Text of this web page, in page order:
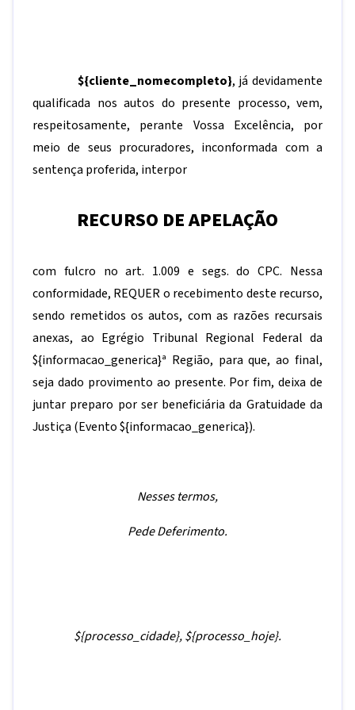
${cliente_nomecompleto}, já devidamente
qualificada nos autos do presente processo, vem,
respeitosamente, perante Vossa Excelência, por
meio de seus procuradores, inconformada com a
sentença proferida, interpor
RECURSO DE APELAÇÃO
com fulcro no art. 1.009 e segs. do CPC. Nessa
conformidade, REQUER o recebimento deste recurso,
sendo remetidos os autos, com as razões recursais
anexas, ao Egrégio Tribunal Regional Federal da
${informacao_generica}ª Região, para que, ao final,
seja dado provimento ao presente. Por fim, deixa de
juntar preparo por ser beneficiária da Gratuidade da
Justiça (Evento${informacao_generica}).
Nesses termos,
Pede Deferimento.
${processo_cidade},${processo_hoje}.